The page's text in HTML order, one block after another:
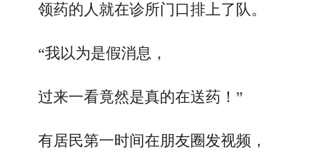
领药的人就在诊所门口排上了队。
“我以为是假消息，
过来一看竟然是真的在送药！”
有居民第一时间在朋友圈发视频，